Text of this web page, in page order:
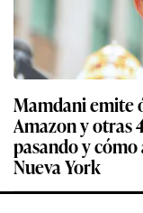
Mamdani emite
Amazon y otras
pasando y
Nueva York